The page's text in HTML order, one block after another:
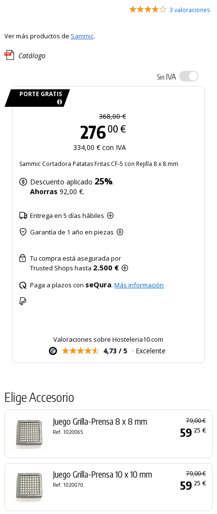
3 valoraciones
Ver más productos de Sammic.
Catálogo
Sin IVA
PORTE GRATIS
368,00 €
276 00 €
334,00 € con IVA
Sammic Cortadora Patatas Fritas CF-5 con Rejilla 8 x 8 mm
Descuento aplicado 25%.
Ahorras 92,00 €.
Entrega en 5 días hábiles
Garantía de 1 año en piezas
Tu compra está asegurada por
Trusted Shops hasta 2.500 €
Paga a plazos con seQura.Más información
Valoraciones sobre Hosteleria10.com
4,73 / 5 · Excelente
Elige Accesorio
Juego Grilla-Prensa 8 x 8 mm
Ref. 1020065
79,00 €
59 25 €
Juego Grilla-Prensa 10 x 10 mm
Ref. 1020070
79,00 €
59 25 €